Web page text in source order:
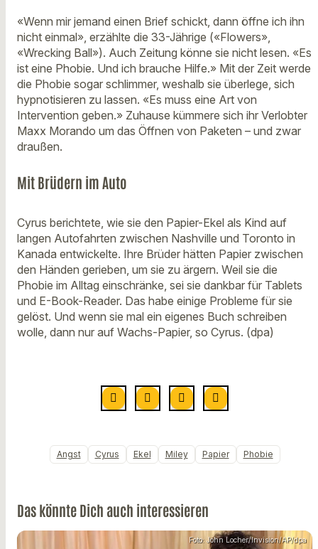
«Wenn mir jemand einen Brief schickt, dann öffne ich ihn
nicht einmal», erzählte die 33-Jährige («Flowers»,
«Wrecking Ball»). Auch Zeitung könne sie nicht lesen. «Es
ist eine Phobie. Und ich brauche Hilfe.» Mit der Zeit werde
die Phobie sogar schlimmer, weshalb sie überlege, sich
hypnotisieren zu lassen. «Es muss eine Art von
Intervention geben.» Zuhause kümmere sich ihr Verlobter
Maxx Morando um das Öffnen von Paketen – und zwar
draußen.
Mit Brüdern im Auto
Cyrus berichtete, wie sie den Papier-Ekel als Kind auf
langen Autofahrten zwischen Nashville und Toronto in
Kanada entwickelte. Ihre Brüder hätten Papier zwischen
den Händen gerieben, um sie zu ärgern. Weil sie die
Phobie im Alltag einschränke, sei sie dankbar für Tablets
und E-Book-Reader. Das habe einige Probleme für sie
gelöst. Und wenn sie mal ein eigenes Buch schreiben
wolle, dann nur auf Wachs-Papier, so Cyrus. (dpa)
Angst Cyrus Ekel Miley Papier Phobie
Das könnte Dich auch interessieren
Foto: John Locher/Invision/AP/dpa